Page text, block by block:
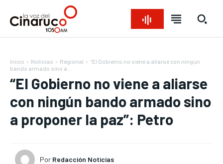
Bienvenido a La Voz del Cinaruco
Bienvenido a La Voz del Cinaruco
Inicio Noticias Regional
“El Gobierno no viene a aliarse con ningún
bando armado sino a...
“El Gobierno no viene a aliarse
con ningún bando armado sino
a proponer la paz”: Petro
Por Redacción Noticias